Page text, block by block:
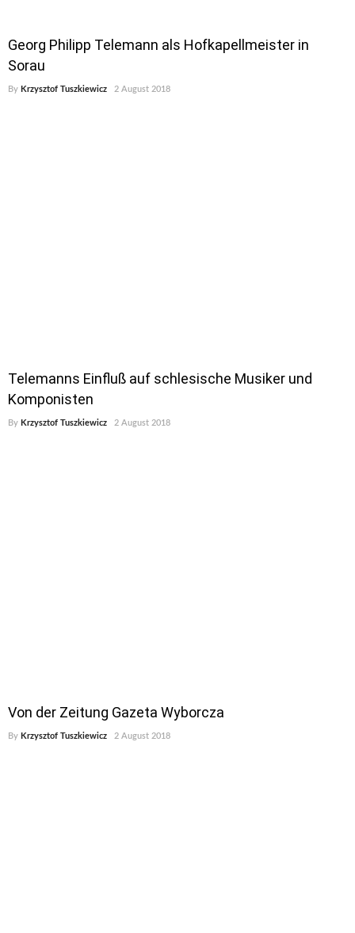
Georg Philipp Telemann als Hofkapellmeister in
Sorau
By Krzysztof Tuszkiewicz 2 August 2018
Telemanns Einfluß auf schlesische Musiker und
Komponisten
By Krzysztof Tuszkiewicz 2 August 2018
Von der Zeitung Gazeta Wyborcza
By Krzysztof Tuszkiewicz 2 August 2018